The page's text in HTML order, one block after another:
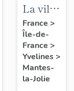
La ville
de
Mantes-
la-Jolie
France >
Île-de-
France >
Yvelines>
Mantes-
la-Jolie